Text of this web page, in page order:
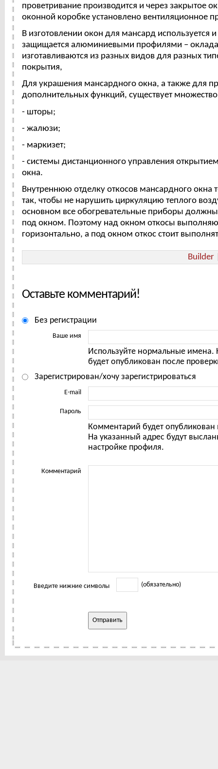
проветривание производится и через закрытое
оконной коробке установлено вентиляционное
В изготовлении окон для мансард используется
защищается алюминиевыми профилями –
изготавливаются из разных видов для разных
покрытия,
Для украшения мансардного окна, а также для
дополнительных функций, существует множество
- шторы;
- жалюзи;
- маркизет;
- системы дистанционного управления
окна.
Внутреннюю отделку откосов мансардного окна
так, чтобы не нарушить циркуляцию теплого
основном все обогревательные приборы должны
под окном. Поэтому над окном откосы
горизонтально, а под окном откос стоит
Builder
Оставьте комментарий!
Без регистрации
Ваше имя
Используйте нормальные
будет опубликован после
Зарегистрирован/хочу зарегистрироваться
E-mail
Пароль
Комментарий будет опубликован
На указанный адрес будут
настройке профиля.
Комментарий
Введите нижние символы (обязательно)